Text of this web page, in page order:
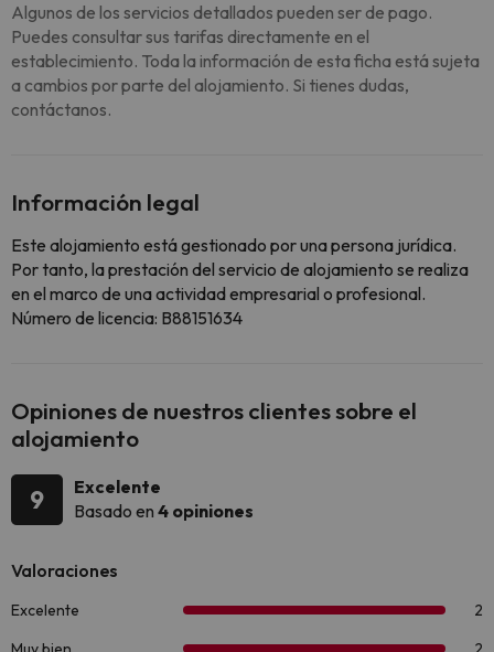
Algunos de los servicios detallados pueden ser de pago.
Puedes consultar sus tarifas directamente en el
establecimiento. Toda la información de esta ficha está sujeta
a cambios por parte del alojamiento. Si tienes dudas,
contáctanos.
Información legal
Este alojamiento está gestionado por una persona jurídica.
Por tanto, la prestación del servicio de alojamiento se realiza
en el marco de una actividad empresarial o profesional.
Número de licencia: B88151634
Opiniones de nuestros clientes sobre el
alojamiento
9
Excelente
Basado en 4 opiniones